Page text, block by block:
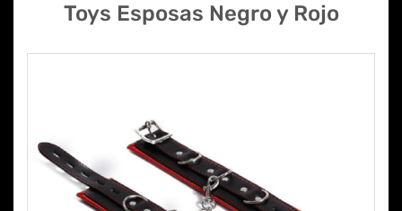
Toys Esposas Negro y Rojo